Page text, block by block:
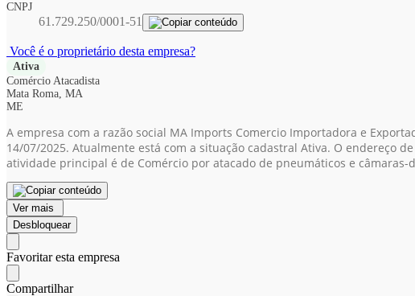
CNPJ
61.729.250/0001-51
Você é o proprietário desta empresa?
Ativa
Comércio Atacadista
Mata Roma, MA
ME
A empresa com a razão social MA Imports Comercio Importadora e
14/07/2025. Atualmente está com a situação cadastral Ativa. O endereço
atividade principal é de Comércio por atacado de pneumáticos e câmaras-
Ver mais
Desbloquear
Favoritar esta empresa
Compartilhar